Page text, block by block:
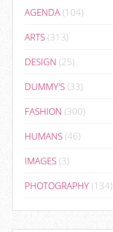
AGENDA (104)
ARTS (313)
DESIGN (25)
DUMMY'S (33)
FASHION (300)
HUMANS (46)
IMAGES (3)
PHOTOGRAPHY (134)